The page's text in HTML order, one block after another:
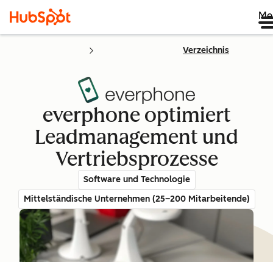
Verzeichnis
everphone optimiert
Leadmanagement und
Vertriebsprozesse
Software und Technologie
Mittelständische Unternehmen (25–200 Mitarbeitende)